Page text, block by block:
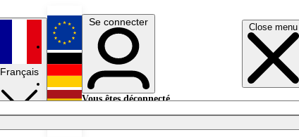
Close menu
Français
English
Deutsch
Se connecter
Vous êtes déconnecté.